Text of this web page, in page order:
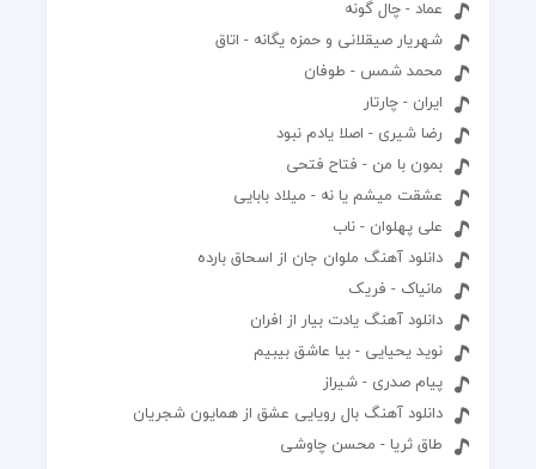
عماد - چال گونه ‌
شهریار صیقلانی و حمزه یگانه - اتاق
محمد شمس - طوفان
ایران - چارتار
رضا شیری - اصلا یادم نبود
بمون با من - فتاح فتحی
عشقت میشم یا نه - میلاد بابایی
علی پهلوان - ناب
دانلود آهنگ ملوان جان از اسحاق بارده
مانیاک - فریک
دانلود آهنگ یادت بیار از افران
نوید یحیایی - بیا عاشق بیبیم
پیام صدری - شیراز
دانلود آهنگ بال رویایی عشق از همایون شجریان
طاق ثریا - محسن چاوشی